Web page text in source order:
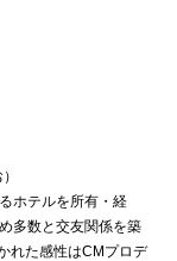
ホテルを所有・経
多数と交友関係を築
れた感性はCMプロデ